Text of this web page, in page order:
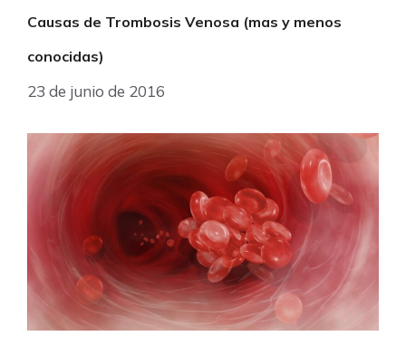
Causas de Trombosis Venosa (mas y menos
conocidas)
23 de junio de 2016